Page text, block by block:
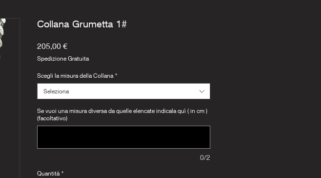
Collana Grumetta 1#
205,00 €Prezzo
Spedizione Gratuita
Scegli la misura della Collana *
Seleziona
Se vuoi una misura diversa da quelle elencate indicala quì ( in cm )
(facoltativo)
0/2
Quantità *